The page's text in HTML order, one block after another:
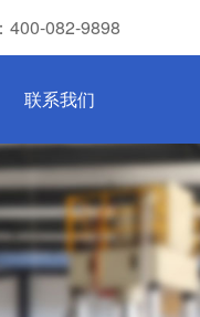
400-082-9898
联系我们